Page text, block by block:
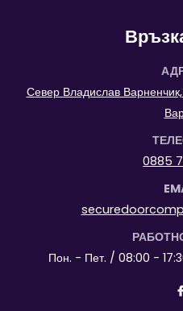
Север Владислав
0885
Пон. - Пет. / 08:00 -